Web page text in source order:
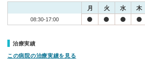
月 火 水 木
08:30-17:00
治療実績
この病院の治療実績を見る